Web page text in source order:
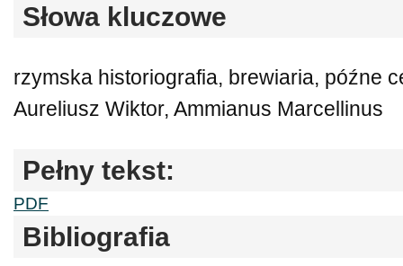
Słowa kluczowe
rzymska historiografia, brewiaria, późne
Aureliusz Wiktor, Ammianus Marcellinus
Pełny tekst:
PDF
Bibliografia